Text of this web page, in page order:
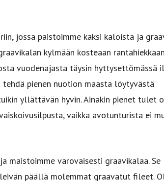
jossa paistoimme kaksi kaloista ja
kylmään kosteaan
vuodenajasta täysin hyttysettömässä
pienen nuotion maasta löytyvästä
yllättävän hyvin. Ainakin pienet tulet
vaikka avotunturista ei
maistoimme varovaisesti graavikalaa. Se
päällä molemmat graavatut fileet.